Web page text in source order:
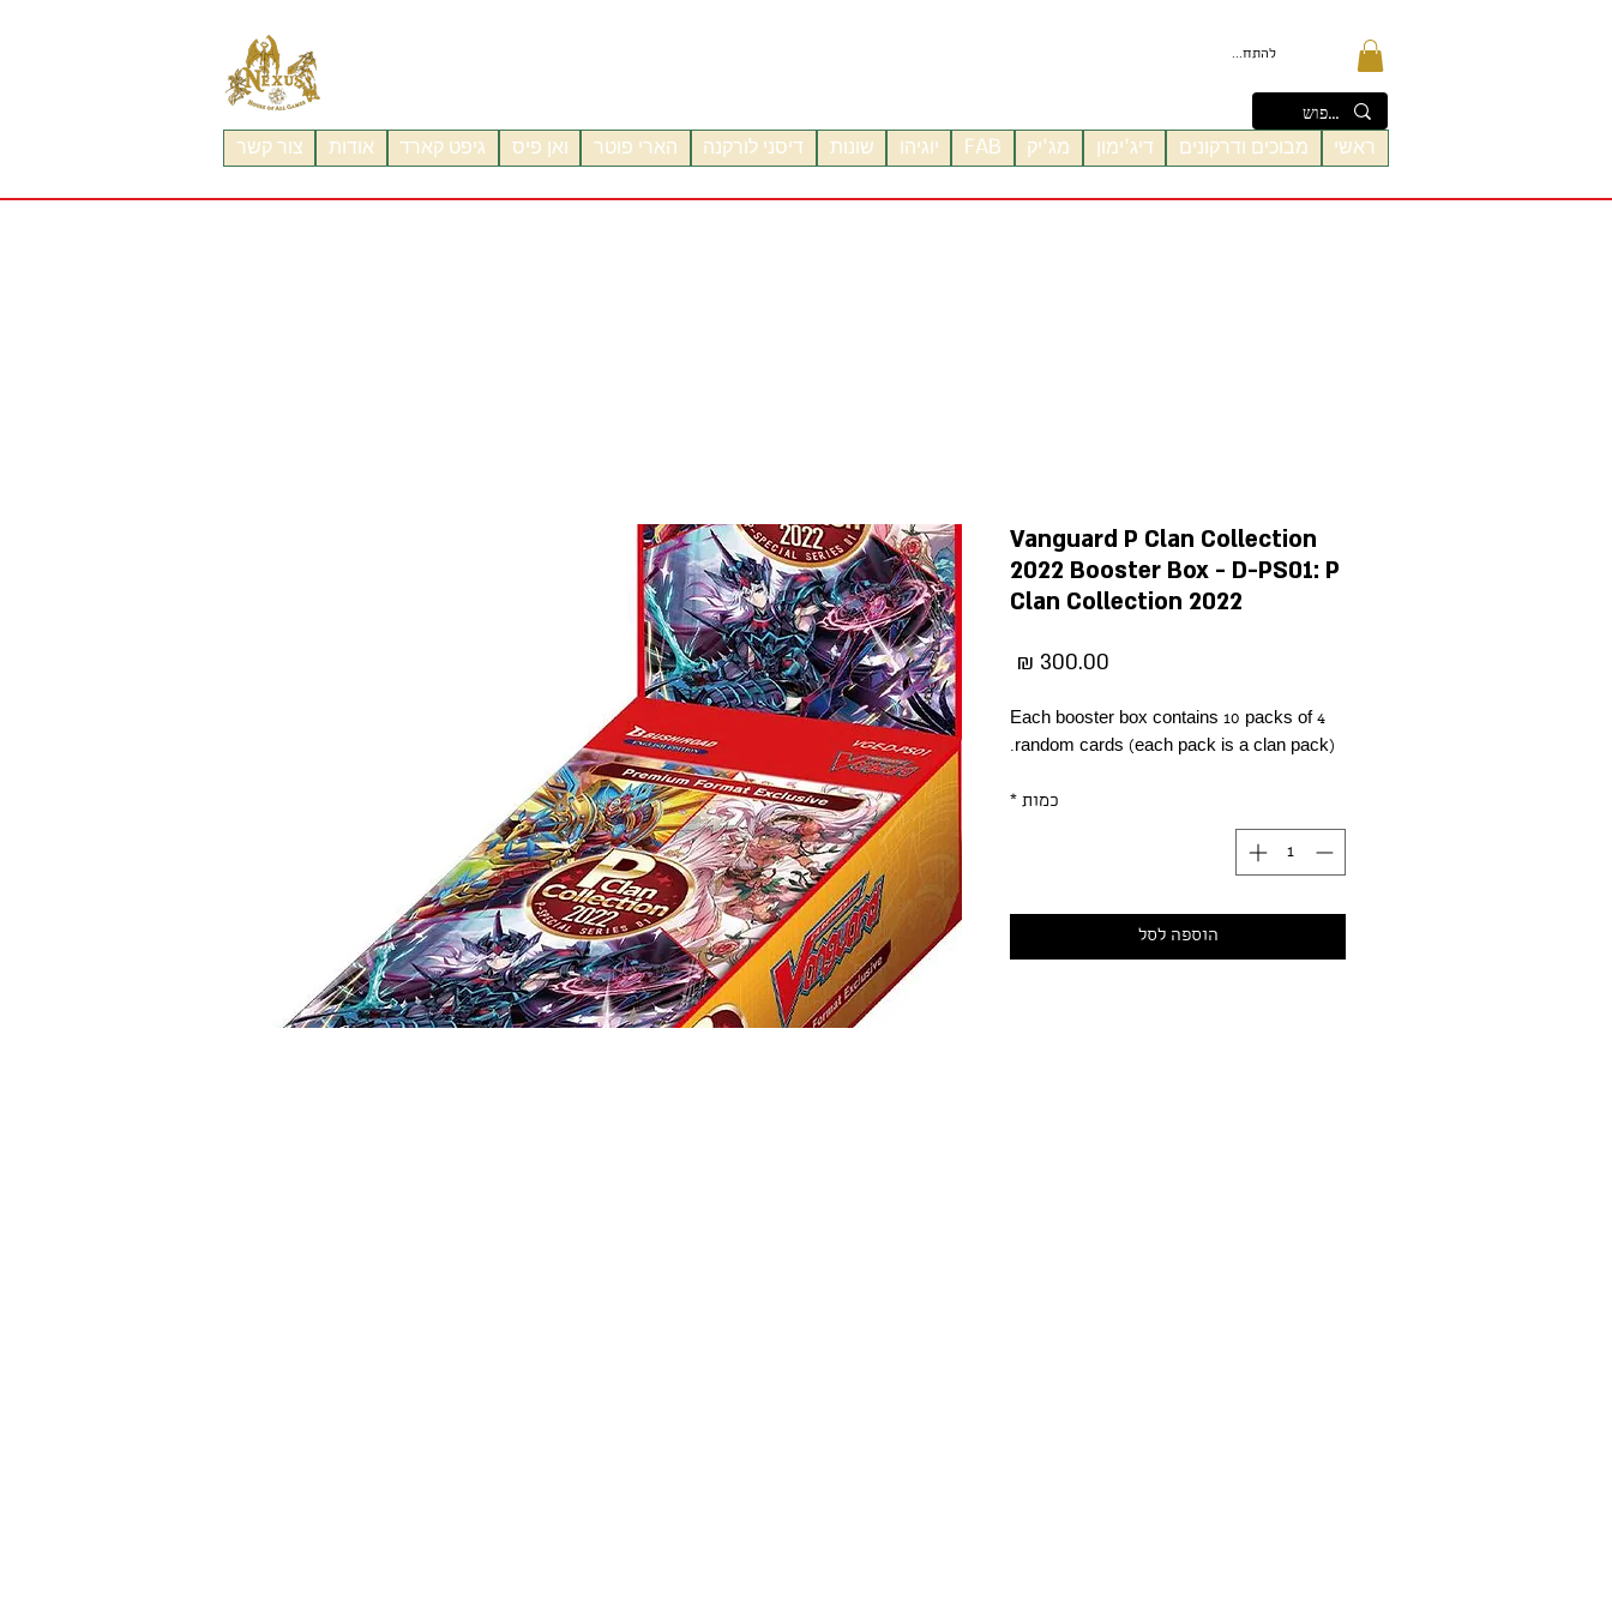
להתחברות
ראשי מבוכים ודרקונים דיג'ימון מג'יק FAB יוגיהו שונות דיסני לורקנה הארי פוטר ואן פיס גיפט קארד אודות צור קשר
Vanguard P Clan Collection
2022 Booster Box - D-PS01: P
Clan Collection 2022
Each booster box contains 10 packs of 4
random cards (each pack is a clan pack).
כמות *
הוספה לסל